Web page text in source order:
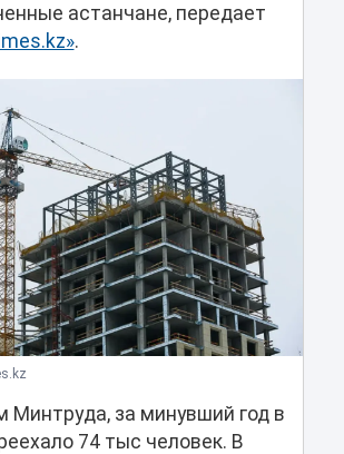
астанчане, передает
.
Минтруда, за минувший год в
74 тыс человек. В